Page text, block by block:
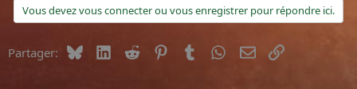
c
i
Vous devez vous connecter ou vous enregistrer pour répondre ici.
Partager: BlueskyLinkedIn
Reddit PinterestTumblr WhatsApp
E-mailLien